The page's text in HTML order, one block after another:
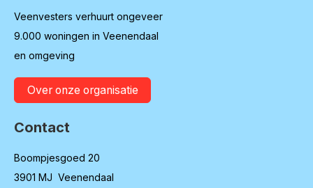
Veenvesters verhuurt ongeveer
9.000 woningen in Veenendaal
en omgeving
Over onze organisatie
Contact
Boompjesgoed 20
3901 MJ Veenendaal